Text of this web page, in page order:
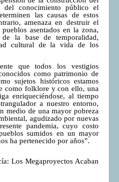
del conocimiento público el
las causas de estos
amenaza en destruir el
asentados en la zona,
la base de temporalidad,
cultural de la vida de los
que todos los vestigios
como patrimonio de
sujetos históricos estamos
como folklore y con ello, una
enriqueciéndose, al tiempo
a nuestro entorno,
medio de una mayor pobreza
agudizado por nuevas
pandemia, cuyo costo
sumidos en un mayor
ha pertenecido por años”.
Los Megaproyectos Acaban